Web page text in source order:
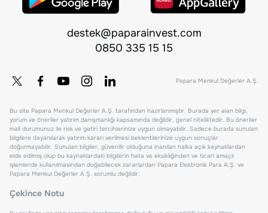
destek@paparainvest.com
0850 335 15 15
Papara Menkul Değerler A.Ş.
Bu site Papara Menkul Değerler A.Ş. tarafından hazırlanmıştır. Burada yer alan bilgi,
yorum ve öneriler yatırım danışmanlığı kapsamında değildir, genel niteliktedir. Bu öneriler
mali durumunuz ile risk ve getiri tercihlerinize uygun olmayabilir. Sadece burada sunulan
bilgilere dayanılarak yatırım kararı verilmesi beklentilerinize uygun sonuçlar
doğurmayabilir. Sunulan bilgiler, güvenilir olduğuna inanılan halka açık kaynaklardan
elde edilmiş olup bu kaynaklardaki bilgilerin hata ve eksikliğinden ve ticari amaçlı
işlemlerde kullanılmasından doğabilecek zararlardan Papara Elektronik Para A.Ş. ve
Papara Menkul Değerler A.Ş. sorumlu değildir.
Çekince Notu